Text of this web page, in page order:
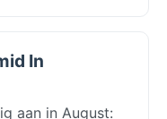
In
aan in August: